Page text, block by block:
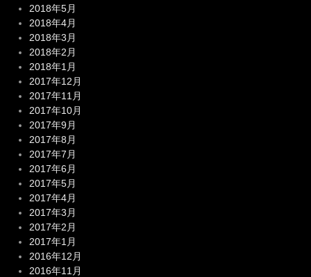
2018年5月
2018年4月
2018年3月
2018年2月
2018年1月
2017年12月
2017年11月
2017年10月
2017年9月
2017年8月
2017年7月
2017年6月
2017年5月
2017年4月
2017年3月
2017年2月
2017年1月
2016年12月
2016年11月